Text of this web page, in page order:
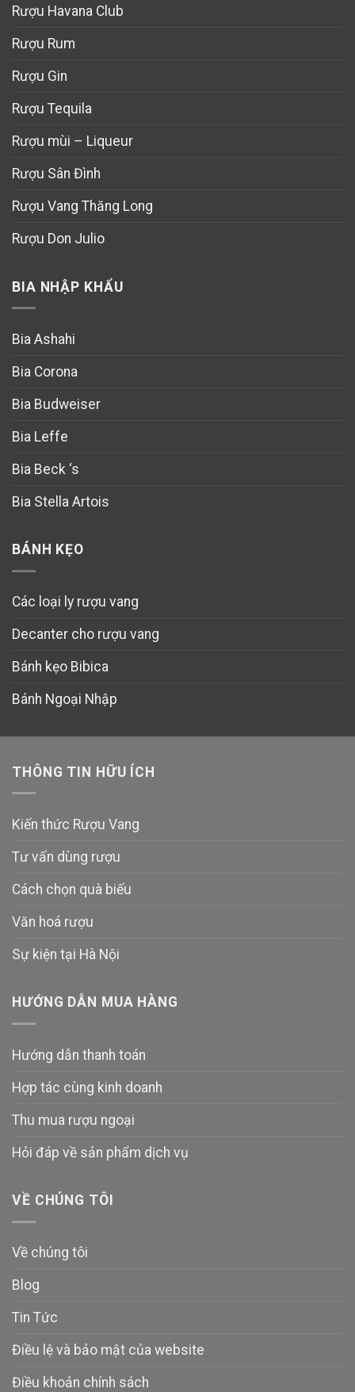
Rượu Havana Club
Rượu Rum
Rượu Gin
Rượu Tequila
Rượu mùi – Liqueur
Rượu Sân Đình
Rượu Vang Thăng Long
Rượu Don Julio
BIA NHẬP KHẨU
Bia Ashahi
Bia Corona
Bia Budweiser
Bia Leffe
Bia Beck ‘s
Bia Stella Artois
BÁNH KẸO
Các loại ly rượu vang
Decanter cho rượu vang
Bánh kẹo Bibica
Bánh Ngoại Nhập
THÔNG TIN HỮU ÍCH
Kiến thức Rượu Vang
Tư vấn dùng rượu
Cách chọn quà biếu
Văn hoá rượu
Sự kiện tại Hà Nội
HƯỚNG DẪN MUA HÀNG
Hướng dẫn thanh toán
Hợp tác cùng kinh doanh
Thu mua rượu ngoại
Hỏi đáp về sản phẩm dịch vụ
VỀ CHÚNG TÔI
Về chúng tôi
Blog
Tin Tức
Điều lệ và bảo mật của website
Điều khoản chính sách